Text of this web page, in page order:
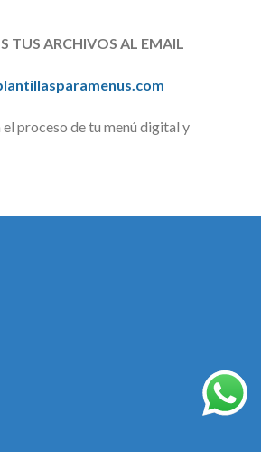
TUS ARCHIVOS AL EMAIL
proceso de tu menú digital y